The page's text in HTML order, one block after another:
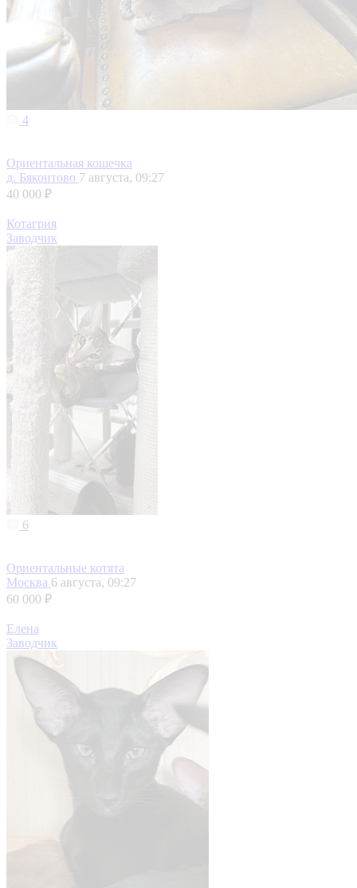
4
Ориентальная кошечка
д. Бяконтово 7 августа, 09:27
40 000 ₽
Котагрия
Заводчик
6
Ориентальные котята
Москва 6 августа, 09:27
60 000 ₽
Елена
Заводчик